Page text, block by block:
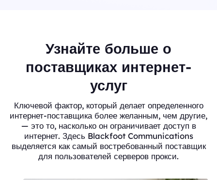
Узнайте больше о
поставщиках интернет-
услуг
Ключевой фактор, который делает определенного
интернет-поставщика более желанным, чем другие,
— это то, насколько он ограничивает доступ в
интернет. Здесь Blackfoot Communications
выделяется как самый востребованный поставщик
для пользователей серверов прокси.